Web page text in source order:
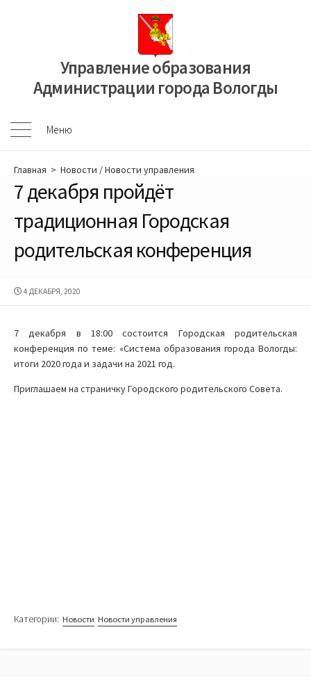
Управление образования
Администрации города Вологды
Меню
Меню
Главная > Новости /Новости управления
7 декабря пройдёт
традиционная Городская
родительская конференция
ДАТА
4 ДЕКАБРЯ, 2020
7 декабря в 18:00 состоится Городская родительская
конференция по теме: «Система образования города Вологды:
итоги 2020 года и задачи на 2021 год.
Приглашаем на страничку Городского родительского Совета.
Категории: Новости Новости управления